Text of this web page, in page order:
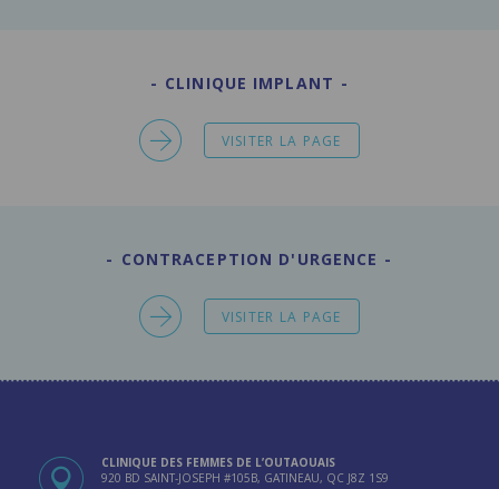
CLINIQUE IMPLANT
VISITER LA PAGE
CONTRACEPTION D'URGENCE
VISITER LA PAGE
CLINIQUE DES FEMMES DE L’OUTAOUAIS
920 BD SAINT-JOSEPH #105B, GATINEAU, QC J8Z 1S9